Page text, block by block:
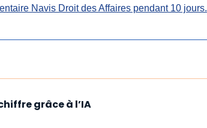
Navis Droit des Affaires pendant 10 jours.
grâce à l’IA